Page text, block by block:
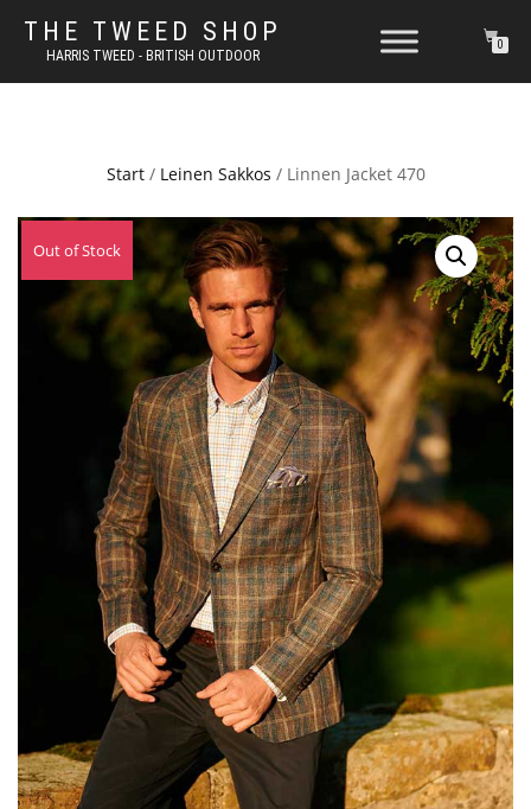
THE TWEED SHOP
HARRIS TWEED - BRITISH OUTDOOR
0
Start/ Leinen Sakkos / Linnen Jacket 470
Out of Stock